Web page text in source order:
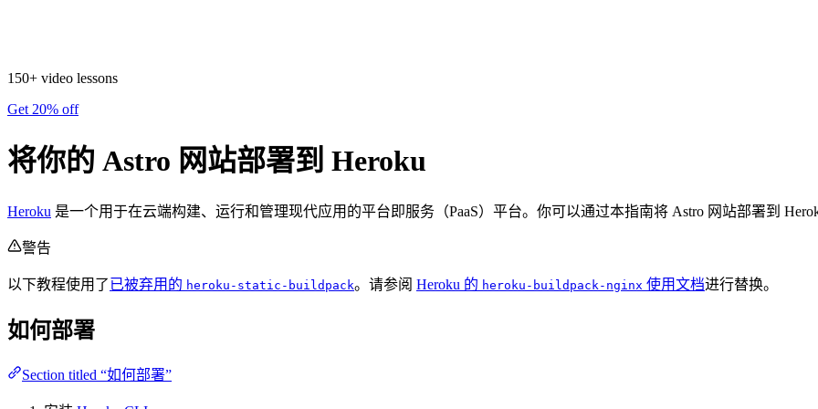
150+ video lessons
Get 20% off
将你的 Astro 网站部署到 Heroku
Heroku 是一个用于在云端构建、运行和管理现代应用的平台即服务（PaaS）平台。你可以通过本指南将 Astro 网站部署到
警告
以下教程使用了已被弃用的 heroku-static-buildpack。请参阅 Heroku 的 heroku-buildpack-nginx 使用文档进行替换。
如何部署
Section titled “如何部署”